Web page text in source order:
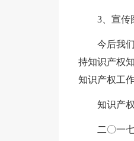
3、宣传
今后我
持知识产权
知识产权工
知识产
二〇一